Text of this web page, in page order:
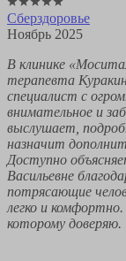
Сберздоровье
Ноябрь 2025
В клинике
терапевта
специалист с
внимательное и
выслушает,
назначит
Доступно
Васильевне
потрясающие
легко и
которому доверяю.